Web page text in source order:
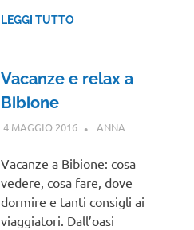
LEGGI TUTTO
Vacanze e relax a
Bibione
4 MAGGIO 2016 ANNA
Vacanze a Bibione: cosa
vedere, cosa fare, dove
dormire e tanti consigli ai
viaggiatori. Dall’oasi